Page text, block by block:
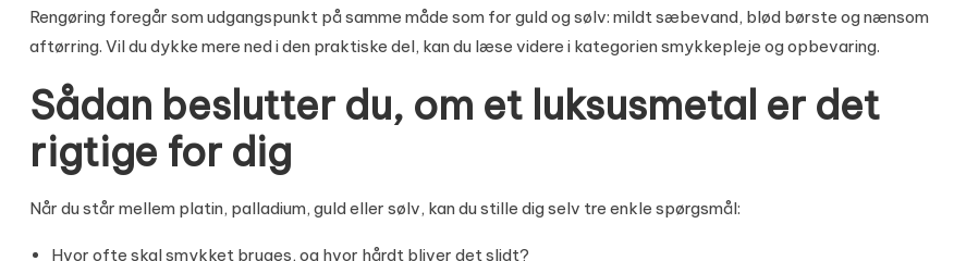
Rengøring foregår som udgangspunkt på samme måde som for guld og sølv: mildt sæbevand, blød børste og nænsom
aftørring. Vil du dykke mere ned i den praktiske del, kan du læse videre i kategoriensmykkepleje og opbevaring.
Sådan beslutter du, om et luksusmetal er det
rigtige for dig
Når du står mellem platin, palladium, guld eller sølv, kan du stille dig selv tre enkle spørgsmål:
Hvor ofte skal smykket bruges, og hvor hårdt bliver det slidt?